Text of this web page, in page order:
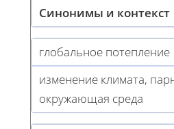
Синонимы и контекст
глобальное потепление
изменение климата,
окружающая среда